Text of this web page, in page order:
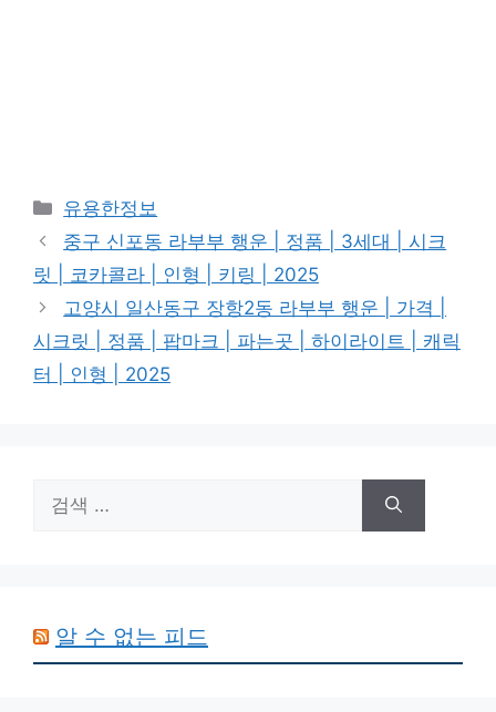
카
테
고
리
유용한정보
중구 신포동 라부부 행운 | 정품 | 3세대 | 시크
릿 | 코카콜라 | 인형 | 키링 | 2025
고양시 일산동구 장항2동 라부부 행운 | 가격 |
시크릿 | 정품 | 팝마크 | 파는곳 | 하이라이트 | 캐릭
터 | 인형 | 2025
색:
알 수 없는 피드